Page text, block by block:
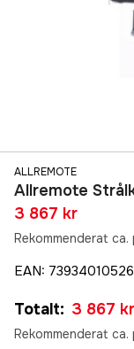
ALLREMOTE
Allremote
3 867 kr
Rekommenderat
EAN:
Totalt: 3 867 kr
Rekommenderat